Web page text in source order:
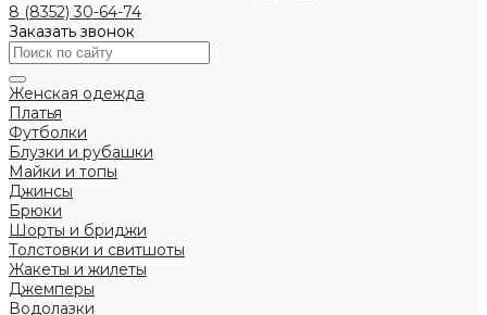
8 (8352) 30-64-74
Заказать звонок
Женская одежда
Платья
Футболки
Блузки и рубашки
Майки и топы
Джинсы
Брюки
Шорты и бриджи
Толстовки и свитшоты
Жакеты и жилеты
Джемперы
Водолазки